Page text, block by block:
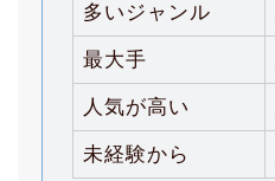
多いジャンル
最大手
人気が高い
未経験から